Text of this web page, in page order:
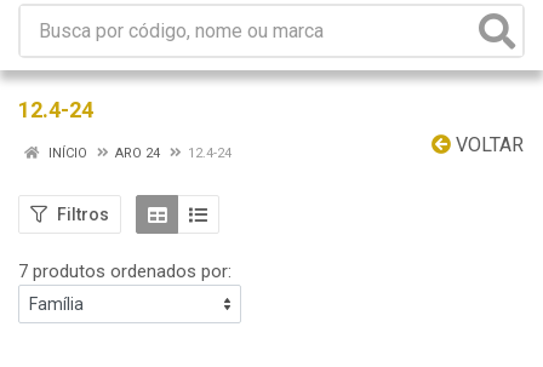
12.4-24
VOLTAR
INÍCIO ARO 24 12.4-24
Filtros
7 produtos ordenados por: